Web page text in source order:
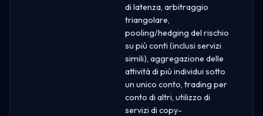
di latenza, arbitraggio
triangolare,
pooling/hedging del rischio
su più conti (inclusi servizi
simili), aggregazione delle
attività di più individui sotto
un unico conto, trading per
conto di altri, utilizzo di
servizi di copy-